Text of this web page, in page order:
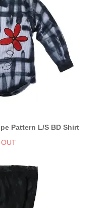
Pattern L/S BD Shirt